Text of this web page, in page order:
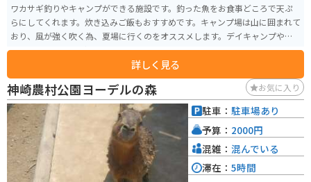
ワカサギ釣りやキャンプができる施設です。釣った魚をお食事どころで天ぷ
らにしてくれます。炊き込みご飯もおすすめです。キャンプ場は山に囲まれて
おり、風が強く吹く為、夏場に行くのをオススメします。デイキャンプやBB
Qもできるので、手軽に行けます。
詳しく見る
神崎農村公園ヨーデルの森 お気に入り
駐車： 駐車場あり
予算： 2000円
混雑： 混んでいる
滞在： 5時間